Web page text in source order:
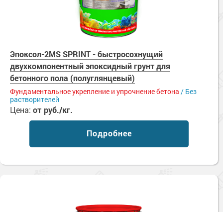
Эпоксол-2MS SPRINT - быстросохнущий
двухкомпонентный эпоксидный грунт для
бетонного пола (полуглянцевый)
Фундаментальное укрепление и упрочнение бетона / Без
растворителей
Цена: от руб./кг.
Подробнее